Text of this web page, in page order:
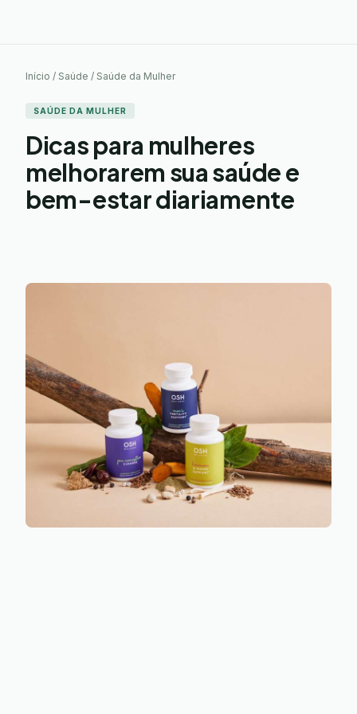
Início / Saúde / Saúde da Mulher
SAÚDE DA MULHER
Dicas para mulheres
melhorarem sua saúde e
bem-estar diariamente